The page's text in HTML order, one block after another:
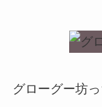
グローグー坊